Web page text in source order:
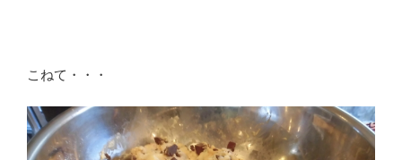
こねて・・・